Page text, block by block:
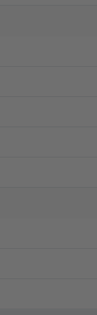
pracovníků v
video a
tvorby